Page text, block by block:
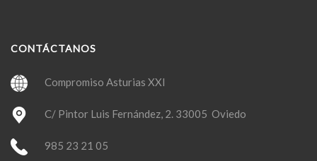
CONTÁCTANOS
Compromiso Asturias XXI
C/ Pintor Luis Fernández, 2. 33005 Oviedo
985 23 21 05